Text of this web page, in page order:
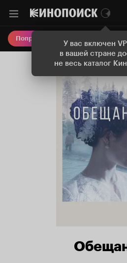
У вас включен
в вашей стране
не весь каталог
Попробовать Плюс